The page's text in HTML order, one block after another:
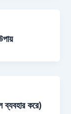
ব্যবহার করে)